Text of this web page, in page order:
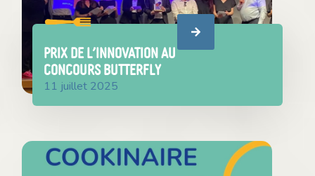
PRIX DE L’INNOVATION AU
CONCOURS BUTTERFLY
11 juillet 2025